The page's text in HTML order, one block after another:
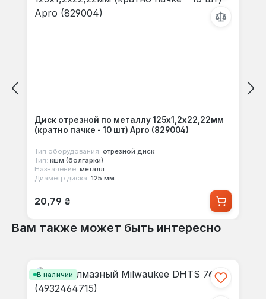
Диск отрезной по металлу 125х1,2х22,22мм
(кратно пачке - 10 шт) Apro (829004)
Тип оборудования: отрезной диск
Тип: кшм (болгарки)
Назначение: металл
Диаметр диска: 125 мм
Обычная цена:
20,79 ₴
Вам также может быть интересно
В наличии